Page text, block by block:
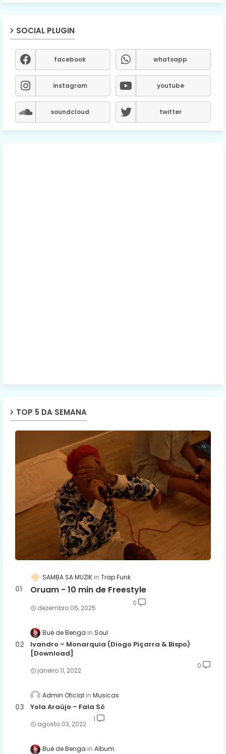
SOCIAL PLUGIN
facebook whatsapp
instagram youtube
soundcloud twitter
TOP 5 DA SEMANA
SAMBA SA MUZIK Trap Funk
Oruam - 10 min de Freestyle
dezembro 06, 2025
0
Bué de Benga Soul
Ivandro – Monarquia (Diogo Piçarra & Bispo)
[Download]
janeiro 11, 2022
0
Admin Oficial Musicas
Yola Araújo – Fala Só
agosto 03, 2022
1
Bué de Benga Album